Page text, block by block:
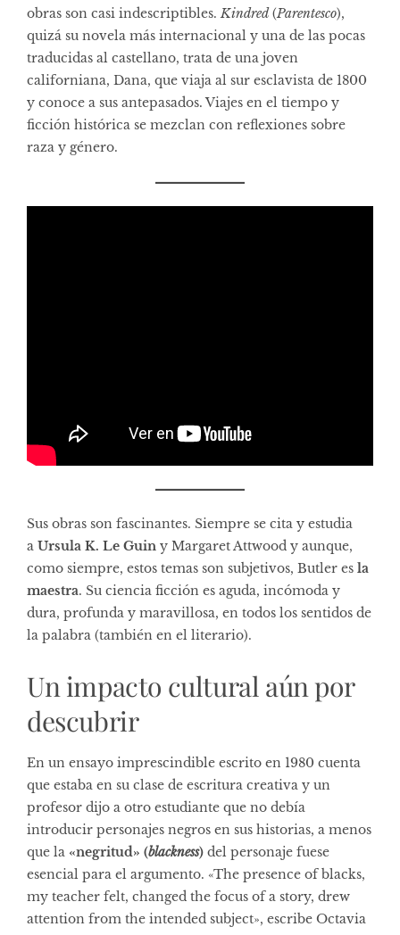
obras son casi indescriptibles. Kindred(Parentesco),
quizá su novela más internacional y una de las pocas
traducidas al castellano, trata de una joven
californiana, Dana, que viaja al sur esclavista de 1800
y conoce a sus antepasados. Viajes en el tiempo y
ficción histórica se mezclan con reflexiones sobre
raza y género.
Sus obras son fascinantes. Siempre se cita y estudia
a Ursula K. Le Guin y Margaret Attwood y aunque,
como siempre, estos temas son subjetivos, Butler es la
maestra. Su ciencia ficción es aguda, incómoda y
dura, profunda y maravillosa, en todos los sentidos de
la palabra (también en el literario).
Un impacto cultural aún por
descubrir
En un ensayo imprescindible escrito en 1980 cuenta
que estaba en su clase de escritura creativa y un
profesor dijo a otro estudiante que no debía
introducir personajes negros en sus historias, a menos
que la «negritud» (blackness) del personaje fuese
esencial para el argumento. «The presence of blacks,
my teacher felt, changed the focus of a story, drew
attention from the intended subject», escribe Octavia